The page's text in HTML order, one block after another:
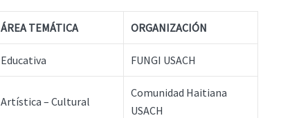
ÁREA TEMÁTICA ORGANIZACIÓN
Educativa FUNGI USACH
Artística – Cultural
Comunidad Haitiana
USACH